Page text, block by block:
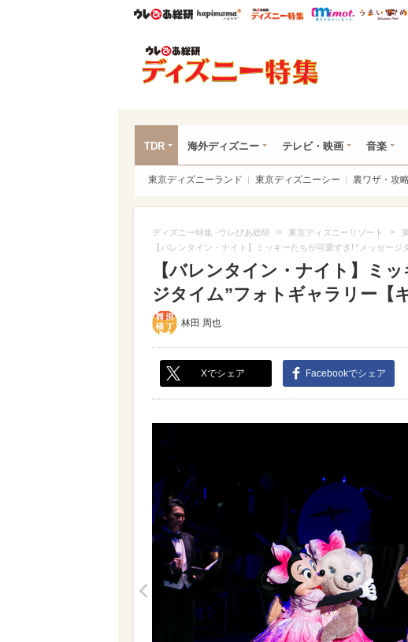
ウレぴあ総研ハピママ* ウレぴあ総研 デ
mimot.
TDR 海外ディズニー テレビ・映画 音楽
東京ディズニーランド 東京ディズニーシー 裏ワザ・攻
ディズニー特集 -ウレぴあ総研 > 東京ディズニーリゾート >
【バレンタイン・ナイト】ミッキーたちが可愛すぎ! “メッセージ
【バレンタイン・ナイト】ミ
ジタイム”フォトギャラリー【
林田 周也
Xでシェア Facebookでシェア